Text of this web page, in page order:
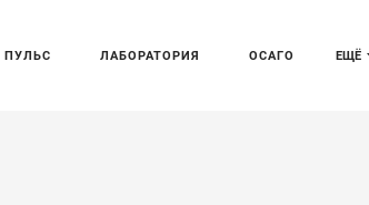
ЕЩЁ
ПУЛЬС ЛАБОРАТОРИЯ ОСАГО